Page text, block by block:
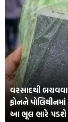
વરસાદથી બચવવા
ફોનને
આ ભૂલ ભારે પડશે